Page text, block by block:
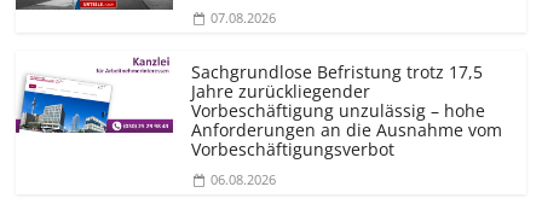
07.08.2026
Sachgrundlose Befristung trotz 17,5
Jahre zurückliegender
Vorbeschäftigung unzulässig – hohe
Anforderungen an die Ausnahme vom
Vorbeschäf­tigungsverbot
06.08.2026